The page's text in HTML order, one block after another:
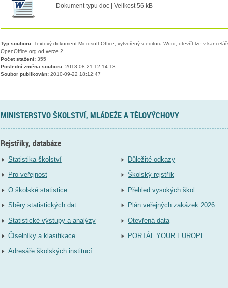
Dokument typu doc | Velikost 56 kB
Typ souboru:Textový dokument Microsoft Office, vytvořený v editoru Word, otevřít lze v
OpenOffice.org od verze 2.
Počet stažení:355
Poslední změna souboru:2013-08-21 12:14:13
Soubor publikován:2010-09-22 18:12:47
MINISTERSTVO ŠKOLSTVÍ, MLÁDEŽE A TĚLOVÝCHOVY
Rejstříky, databáze
Statistika školství
Pro veřejnost
O školské statistice
Sběry statistických dat
Statistické výstupy a analýzy
Číselníky a klasifikace
Adresáře školských institucí
Důležité odkazy
Školský rejstřík
Přehled vysokých škol
Plán veřejných zakázek 2026
Otevřená data
PORTÁL YOUR EUROPE